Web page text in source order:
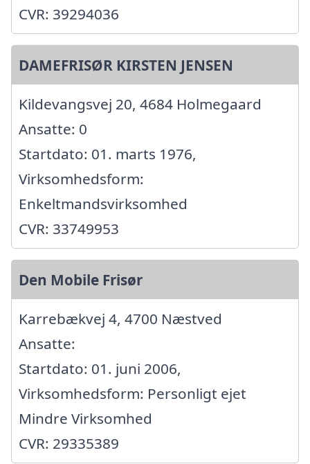
CVR: 39294036
DAMEFRISØR KIRSTEN JENSEN
Kildevangsvej 20, 4684 Holmegaard
Ansatte: 0
Startdato: 01. marts 1976,
Virksomhedsform:
Enkeltmandsvirksomhed
CVR: 33749953
Den Mobile Frisør
Karrebækvej 4, 4700 Næstved
Ansatte:
Startdato: 01. juni 2006,
Virksomhedsform: Personligt ejet
Mindre Virksomhed
CVR: 29335389